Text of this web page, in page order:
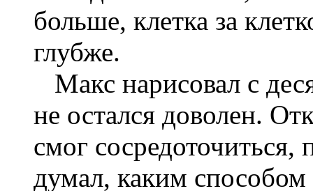
больше, клетка за
глубже.
Макс нарисовал с
не остался доволен.
смог
думал, каким